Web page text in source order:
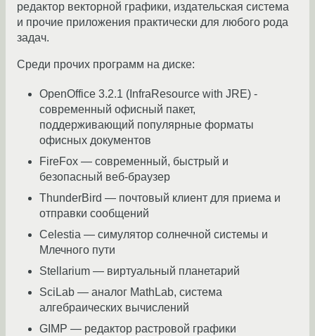
редактор векторной графики, издательская система
и прочие приложения практически для любого рода
задач.
Среди прочих программ на диске:
OpenOffice 3.2.1 (InfraResource with JRE) -
современный офисный пакет,
поддерживающий популярные форматы
офисных документов
FireFox — современный, быстрый и
безопасный веб-браузер
ThunderBird — почтовый клиент для приема и
отправки сообщений
Celestia — симулятор солнечной системы и
Млечного пути
Stellarium — виртуальный планетарий
SciLab — аналог MathLab, система
алгебраических вычислений
GIMP — редактор растровой графики